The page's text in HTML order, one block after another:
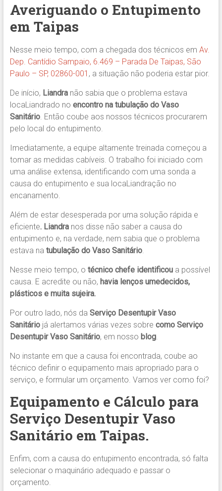
Averiguando o Entupimento
em Taipas
Nesse meio tempo, com a chegada dos técnicos em Av.
Dep. Cantídio Sampaio, 6.469 – Parada De Taipas, São
Paulo – SP, 02860-001 , a situação não poderia estar pior.
De início, Liandranão sabia que o problema estava
locaLiandrado no encontro na tubulação do Vaso
Sanitário. Então coube aos nossos técnicos procurarem
pelo local do entupimento.
Imediatamente, a equipe altamente treinada começou a
tomar as medidas cabíveis. O trabalho foi iniciado com
uma análise extensa, identificando com uma sonda a
causa do entupimento e sua locaLiandração no
encanamento.
Além de estar desesperada por uma solução rápida e
eficiente. Liandranos disse não saber a causa do
entupimento e, na verdade, nem sabia que o problema
estava na tubulação do Vaso Sanitário.
Nesse meio tempo, o técnico chefe identificoua possível
causa. E acredite ou não, havia lenços umedecidos,
plásticos e muita sujeira.
Por outro lado, nós da Serviço Desentupir Vaso
Sanitáriojá alertamos várias vezes sobre como Serviço
Desentupir Vaso Sanitário, em nosso blog.
No instante em que a causa foi encontrada, coube ao
técnico definir o equipamento mais apropriado para o
serviço, e formular um orçamento. Vamos ver como foi?
Equipamento e Cálculo para
Serviço Desentupir Vaso
Sanitário em Taipas.
Enfim, com a causa do entupimento encontrada, só falta
selecionar o maquinário adequado e passar o
orçamento.